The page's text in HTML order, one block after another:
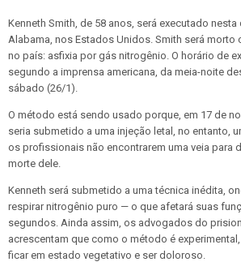
Kenneth Smith, de 58 anos, será executado
Alabama, nos Estados Unidos. Smith será morto
no país: asfixia por gás nitrogênio. O horário de
segundo a imprensa americana, da meia-noite
sábado (26/1).
O método está sendo usado porque, em 17 de
seria submetido a uma injeção letal, no entanto,
os profissionais não encontrarem uma veia para
morte dele.
Kenneth será submetido a uma técnica inédita,
respirar nitrogênio puro — o que afetará suas
segundos. Ainda assim, os advogados do
acrescentam que como o método é
ficar em estado vegetativo e ser doloroso.